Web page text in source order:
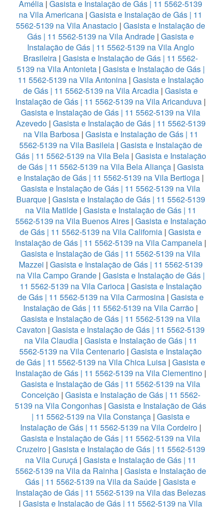
Amélia | Gasista e Instalação de Gás | 11 5562-5139
na Vila Americana | Gasista e Instalação de Gás | 11
5562-5139 na Vila Anastacio | Gasista e Instalação de
Gás | 11 5562-5139 na Vila Andrade | Gasista e
Instalação de Gás | 11 5562-5139 na Vila Anglo
Brasileira | Gasista e Instalação de Gás | 11 5562-
5139 na Vila Antonieta| Gasista e Instalação de Gás |
11 5562-5139 na Vila Antonina| Gasista e Instalação
de Gás | 11 5562-5139 na Vila Arcadia | Gasista e
Instalação de Gás | 11 5562-5139 na Vila Aricanduva |
Gasista e Instalação de Gás | 11 5562-5139 na Vila
Azevedo| Gasista e Instalação de Gás | 11 5562-5139
na Vila Barbosa| Gasista e Instalação de Gás | 11
5562-5139 na Vila Basileia| Gasista e Instalação de
Gás | 11 5562-5139 na Vila Bela| Gasista e Instalação
de Gás | 11 5562-5139 na Vila Bela Aliança| Gasista
e Instalação de Gás | 11 5562-5139 na Vila Bertioga |
Gasista e Instalação de Gás | 11 5562-5139 na Vila
Buarque| Gasista e Instalação de Gás | 11 5562-5139
na Vila Matilde| Gasista e Instalação de Gás | 11
5562-5139 na Vila Buenos Aires| Gasista e Instalação
de Gás | 11 5562-5139 na Vila California | Gasista e
Instalação de Gás | 11 5562-5139 na Vila Campanela |
Gasista e Instalação de Gás | 11 5562-5139 na Vila
Mazzei | Gasista e Instalação de Gás | 11 5562-5139
na Vila Campo Grande | Gasista e Instalação de Gás |
11 5562-5139 na Vila Carioca| Gasista e Instalação
de Gás | 11 5562-5139 na Vila Carmosina| Gasista e
Instalação de Gás | 11 5562-5139 na Vila Carrão |
Gasista e Instalação de Gás | 11 5562-5139 na Vila
Cavaton | Gasista e Instalação de Gás | 11 5562-5139
na Vila Claudia| Gasista e Instalação de Gás | 11
5562-5139 na Vila Centenario | Gasista e Instalação
de Gás | 11 5562-5139 na Vila Chica Luisa | Gasista e
Instalação de Gás | 11 5562-5139 na Vila Clementino|
Gasista e Instalação de Gás | 11 5562-5139 na Vila
Conceição| Gasista e Instalação de Gás | 11 5562-
5139 na Vila Congonhas | Gasista e Instalação de Gás
| 11 5562-5139 na Vila Constança| Gasista e
Instalação de Gás | 11 5562-5139 na Vila Cordeiro|
Gasista e Instalação de Gás | 11 5562-5139 na Vila
Cruzeiro | Gasista e Instalação de Gás | 11 5562-5139
na Vila Curuçá | Gasista e Instalação de Gás | 11
5562-5139 na Vila da Rainha | Gasista e Instalação de
Gás | 11 5562-5139 na Vila da Saúde | Gasista e
Instalação de Gás | 11 5562-5139 na Vila das Belezas
| Gasista e Instalação de Gás | 11 5562-5139 na Vila